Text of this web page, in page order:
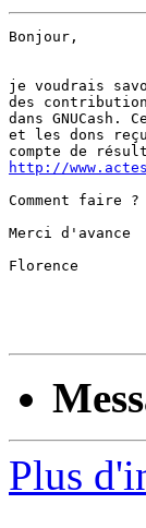
Bonjour,
je voudrais
des
dans
et les dons
http://
Comment faire ?
Merci d'avance
Florence
Plus